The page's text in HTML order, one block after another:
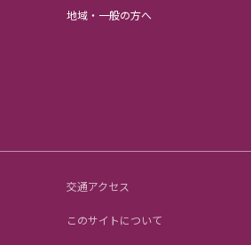
地域・一般の方へ
交通アクセス
このサイトについて